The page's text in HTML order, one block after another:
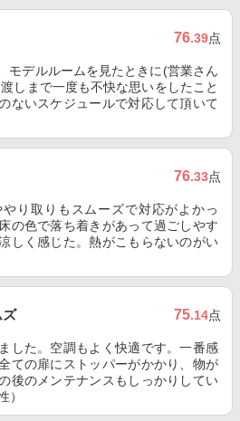
76.39点
モデルルームを見たときに(営業さん
しまで一度も不快な思いをしたこと
ないスケジュールで対応して頂いて
76.33点
り取りもスムーズで対応がよかっ
の色で落ち着きがあって過ごしやす
しく感じた。熱がこもらないのがい
ズ 75.14点
した。空調もよく快適です。一番感
ての扉にストッパーがかかり、物が
後のメンテナンスもしっかりしてい
）